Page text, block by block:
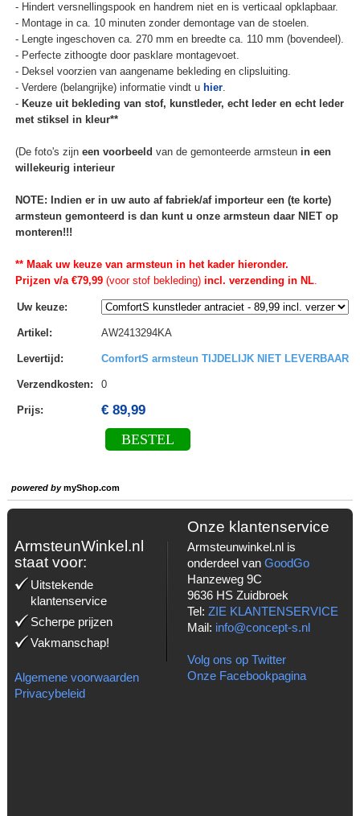
- Hindert versnellingspook en handrem niet en is verticaal opklapbaar.
- Montage in ca. 10 minuten zonder demontage van de stoelen.
- Lengte ingeschoven ca. 270 mm en breedte ca. 110 mm (bovendeel).
- Perfecte zithoogte door pasklare montagevoet.
- Deksel voorzien van aangename bekleding en clipsluiting.
- Verdere (belangrijke) informatie vindt u hier.
- Keuze uit bekleding van stof, kunstleder, echt leder en echt leder
met stiksel in kleur**
(De foto's zijn een voorbeeld van de gemonteerde armsteun in een
willekeurig interieur
NOTE: Indien er in uw auto af fabriek/af importeur een (te korte)
armsteun gemonteerd is dan kunt u onze armsteun daar NIET op
monteren!!!
** Maak uw keuze van armsteun in het kader hieronder.
Prijzen v/a €79,99(voor stof bekleding)incl. verzending in NL.
Uw keuze:
Artikel : AW2413294KA
Levertijd : ComfortS armsteun TIJDELIJK NIET LEVERBAAR
Verzendkosten: 0
Prijs: € 89,99
BESTEL
powered bymyShop.com
ArmsteunWinkel.nl
staat voor:
Uitstekende
klantenservice
Scherpe prijzen
Vakmanschap!
Algemene voorwaarden
Privacybeleid
Onze klantenservice
Armsteunwinkel.nl is
onderdeel van GoodGo
Hanzeweg 9C
9636 HS Zuidbroek
Tel: ZIE KLANTENSERVICE
Mail: info@concept-s.nl
Volg ons op Twitter
Onze Facebookpagina